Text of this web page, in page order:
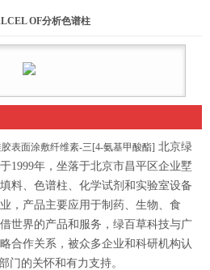
OF分析色谱柱
表面涂敷纤维素-三[4-氨基甲酸酯] 北京绿
1999年，坐落于北京市昌平区企业墅
料、色谱柱、化学试剂和实验室设备
，产品主要应用于制药、生物、食
世界的产品和服务，绿百草科技与广
合作关系，被众多企业和科研机构认
门的关怀和有力支持。